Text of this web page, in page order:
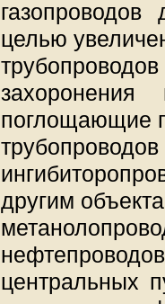
целью
поглощающие
другим
центральных